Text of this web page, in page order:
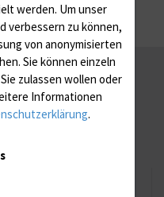
werden. Um unser
zu können,
von anonymisierten
Sie können einzeln
zulassen wollen oder
Informationen
.